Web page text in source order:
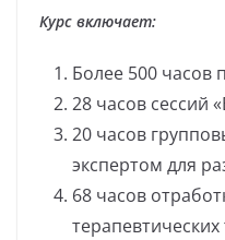
Курс включает:
Более 500 часов
28 часов сессий
20 часов
экспертом для
68 часов
терапевтических